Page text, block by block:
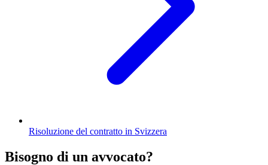
Risoluzione del contratto in Svizzera
Bisogno di un avvocato?